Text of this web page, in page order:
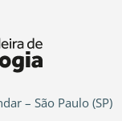
– São Paulo (SP)